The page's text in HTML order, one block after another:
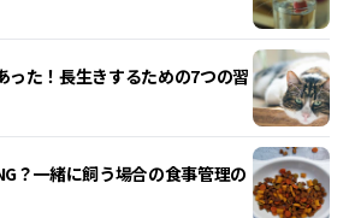
った！長生きするための7つの習
？一緒に飼う場合の食事管理の